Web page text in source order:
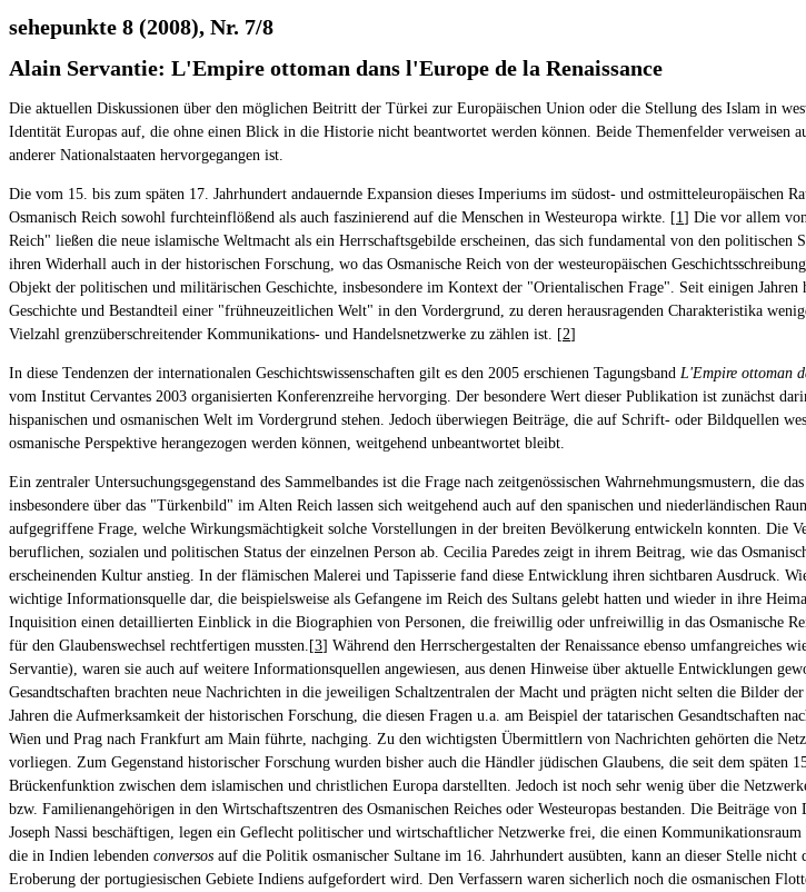
sehepunkte 8 (2008), Nr. 7/8
Alain Servantie: L'Empire ottoman dans l'Europe de la Renaissance
Die aktuellen Diskussionen über den möglichen Beitritt der Türkei zur Europäischen Union oder die Stellung des Islam in
Identität Europas auf, die ohne einen Blick in die Historie nicht beantwortet werden können. Beide Themenfelder verweisen
anderer Nationalstaaten hervorgegangen ist.
Die vom 15. bis zum späten 17. Jahrhundert andauernde Expansion dieses Imperiums im südost- und ostmitteleuropäischen
Osmanisch Reich sowohl furchteinflößend als auch faszinierend auf die Menschen in Westeuropa wirkte. [1 ] Die vor allem
Reich" ließen die neue islamische Weltmacht als ein Herrschaftsgebilde erscheinen, das sich fundamental von den
ihren Widerhall auch in der historischen Forschung, wo das Osmanische Reich von der westeuropäischen
Objekt der politischen und militärischen Geschichte, insbesondere im Kontext der "Orientalischen Frage". Seit einigen
Geschichte und Bestandteil einer "frühneuzeitlichen Welt" in den Vordergrund, zu deren herausragenden Charakteristika
Vielzahl grenzüberschreitender Kommunikations- und Handelsnetzwerke zu zählen ist. [2]
In diese Tendenzen der internationalen Geschichtswissenschaften gilt es den 2005 erschienen Tagungsband L'Empire ottoman
vom Institut Cervantes 2003 organisierten Konferenzreihe hervorging. Der besondere Wert dieser Publikation ist zunächst
hispanischen und osmanischen Welt im Vordergrund stehen. Jedoch überwiegen Beiträge, die auf Schrift- oder Bildquellen
osmanische Perspektive herangezogen werden können, weitgehend unbeantwortet bleibt.
Ein zentraler Untersuchungsgegenstand des Sammelbandes ist die Frage nach zeitgenössischen Wahrnehmungsmustern,
insbesondere über das "Türkenbild" im Alten Reich lassen sich weitgehend auch auf den spanischen und niederländischen
aufgegriffene Frage, welche Wirkungsmächtigkeit solche Vorstellungen in der breiten Bevölkerung entwickeln konnten. Die
beruflichen, sozialen und politischen Status der einzelnen Person ab. Cecilia Paredes zeigt in ihrem Beitrag, wie das
erscheinenden Kultur anstieg. In der flämischen Malerei und Tapisserie fand diese Entwicklung ihren sichtbaren Ausdruck.
wichtige Informationsquelle dar, die beispielsweise als Gefangene im Reich des Sultans gelebt hatten und wieder in ihre
Inquisition einen detaillierten Einblick in die Biographien von Personen, die freiwillig oder unfreiwillig in das Osmanische
für den Glaubenswechsel rechtfertigen mussten.[3] Während den Herrschergestalten der Renaissance ebenso
Servantie), waren sie auch auf weitere Informationsquellen angewiesen, aus denen Hinweise über aktuelle Entwicklungen
Gesandtschaften brachten neue Nachrichten in die jeweiligen Schaltzentralen der Macht und prägten nicht selten die Bilder
Jahren die Aufmerksamkeit der historischen Forschung, die diesen Fragen u.a. am Beispiel der tatarischen Gesandtschaften
Wien und Prag nach Frankfurt am Main führte, nachging. Zu den wichtigsten Übermittlern von Nachrichten gehörten die
vorliegen. Zum Gegenstand historischer Forschung wurden bisher auch die Händler jüdischen Glaubens, die seit dem
Brückenfunktion zwischen dem islamischen und christlichen Europa darstellten. Jedoch ist noch sehr wenig über die
bzw. Familienangehörigen in den Wirtschaftszentren des Osmanischen Reiches oder Westeuropas bestanden. Die Beiträge
Joseph Nassi beschäftigen, legen ein Geflecht politischer und wirtschaftlicher Netzwerke frei, die einen
die in Indien lebenden conversos auf die Politik osmanischer Sultane im 16. Jahrhundert ausübten, kann an dieser Stelle
Eroberung der portugiesischen Gebiete Indiens aufgefordert wird. Den Verfassern waren sicherlich noch die osmanischen